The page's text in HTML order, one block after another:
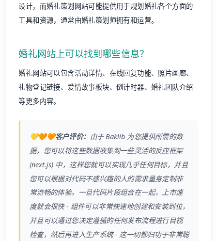
设计，而婚礼策划网站可能提供用于规划婚礼各个方面的
工具和资源，通常由婚礼策划师拥有和运营。
婚礼网站上可以找到哪些信息？
婚礼网站可以包含活动详情、在线回复功能、照片画廊、
礼物登记链接、爱情故事板块、倒计时器、婚礼团队介绍
等更多内容。
💛🧡🧡客户评价： 由于Baklib 为您提供所需的数
据，您可以将这些数据收集到一些灵活的反应框架
(next.js) 中，这样您就可以实现几乎任何目标，并且
您可以根据对代码不感兴趣的人的需求量身定制非
常流畅的体验。一旦代码片段组合在一起，上市速
度就会很快 - 组件可以非常快速地创建和安装到位，
并且可以通过您决定遵循的任何发布流程进行目视
检查，然后再进入生产系统 - 这一切都归功于非常聪